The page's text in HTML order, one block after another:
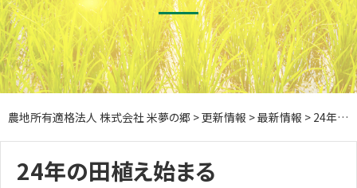
農地所有適格法人 株式会社 米夢の郷 >更新情報 >最新情報 > 24年の田植え始まる
24年の田植え始まる